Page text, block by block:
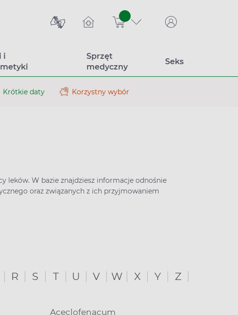
sztuk
i
Sprzęt
medyczny
Seks
Krótkie daty Korzystny wybór
leków. W bazie znajdziesz informacje odnośnie
oraz związanych z ich przyjmowaniem
R S T U V W X Y Z
Aceclofenacum